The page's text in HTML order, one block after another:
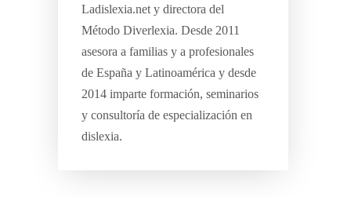
Ladislexia.net y directora del
Método Diverlexia. Desde 2011
asesora a familias y a profesionales
de España y Latinoamérica y desde
2014 imparte formación, seminarios
y consultoría de especialización en
dislexia.